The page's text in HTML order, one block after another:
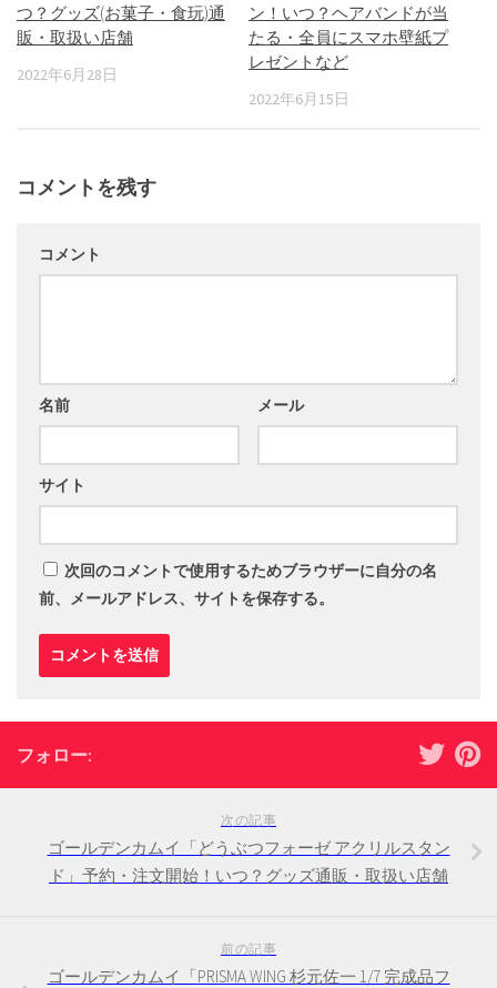
つ？グッズ(お菓子・食玩)通
販・取扱い店舗
2022年6月28日
ン！いつ？ヘアバンドが当
たる・全員にスマホ壁紙プ
レゼントなど
2022年6月15日
コメントを残す
コメント
名前 メール
サイト
次回のコメントで使用するためブラウザーに自分の名
前、メールアドレス、サイトを保存する。
フォロー:
次の記事
ゴールデンカムイ「どうぶつフォーゼ アクリルスタン
ド」予約・注文開始！いつ？グッズ通販・取扱い店舗
前の記事
ゴールデンカムイ「PRISMA WING 杉元佐一 1/7 完成品フ